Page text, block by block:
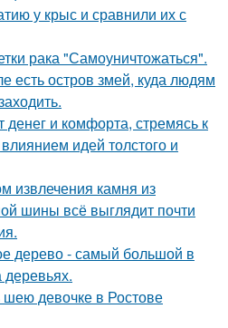
у крыс и сравнили их с
рака "Самоуничтожаться".
есть остров змей, куда людям
денег и комфорта, стремясь к
идей толстого и
извлечения камня из
шины всё выглядит почти
дерево - самый большой в
шею девочке в Ростове